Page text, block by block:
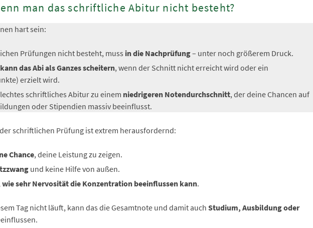
man das schriftliche Abitur nicht besteht?
hart sein:
Prüfungen nicht besteht, muss in die Nachprüfung– unter noch größerem Druck.
kann das Abi als Ganzes scheitern, wenn der Schnitt nicht erreicht wird oder ein
erzielt wird.
schriftliches Abitur zu einem niedrigeren Notendurchschnitt, der deine Chancen auf
oder Stipendien massiv beeinflusst.
schriftlichen Prüfung ist extrem herausfordernd:
Chance, deine Leistung zu zeigen.
und keine Hilfe von außen.
wie sehr Nervosität die Konzentration beeinflussen kann.
Tag nicht läuft, kann das die Gesamtnote und damit auch Studium, Ausbildung oder